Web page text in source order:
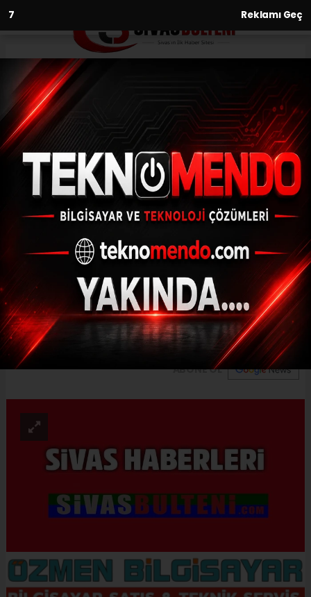
6 Reklamı Geç
Anasayfa Siyaset
8 Bin Yıllık Boya Atölyeleri Gün
Yüzüne Çıkartıldı
SIYASET
31.08.2017 - 11:28, Güncelleme: 31.08.2017 - 11:28
Eskişehir'deki 8 bin yıllık Kanlıtaş
Höyüğü'nde yapılan kazılarda İçbatı
Anadolu'nun en eski boya atölyelerinin
varlığı tespit edildi- Kazı Grubu Başkanı
Doç. Dr. Türkcan: - "Boyayı da burada
yaptıklarını tespit ettik. Boya topakları da
ortaya çıkarttık.
ABONE OL